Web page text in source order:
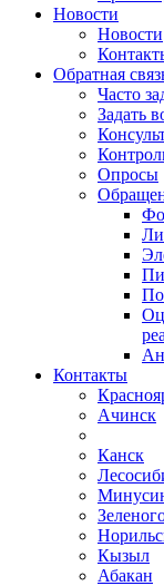
Новости
Новости
Обратная
Часто
Задать
Опросы
Контакты
Ачинск
Канск
Кызыл
Абакан